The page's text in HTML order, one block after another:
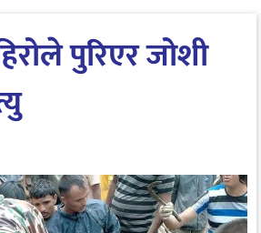
पुरिएर जोशी